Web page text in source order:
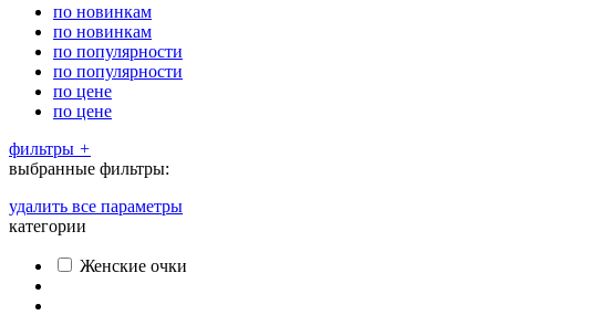
по новинкам
по новинкам
по популярности
по популярности
по цене
по цене
фильтры +
выбранные фильтры:
удалить все параметры
категории
Женские очки